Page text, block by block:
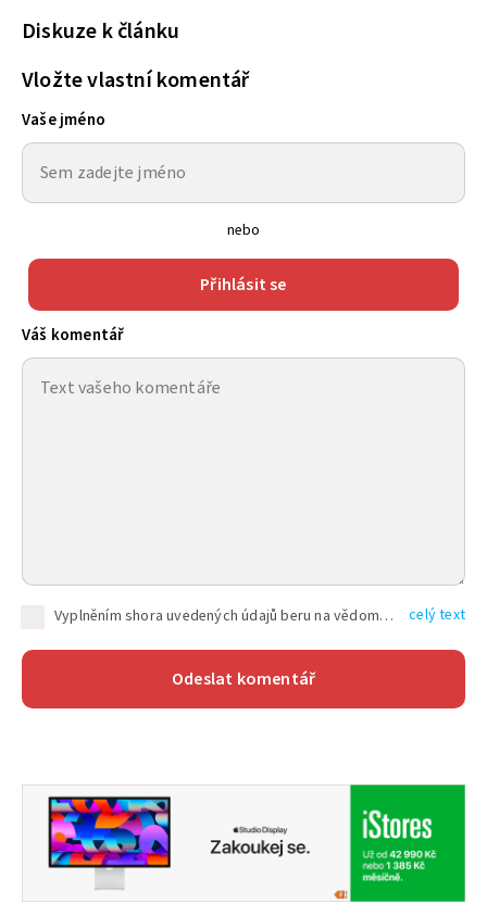
Diskuze k článku
Vložte vlastní komentář
Vaše jméno
nebo
Přihlásit se
Váš komentář
Vyplněním shora uvedených údajů beru na vědomí, že společnost TEXT FACTORY s.r.o., sídlem Brno, Durďákova 336/29, Černá Pole, PSČ: 613 00, IČ: 06157831, zapsané u Krajského soudu v Brně, oddíl C, vložka 100399, bude zpracovávat mé osobní údaje uvedené v rámci mnou vyplněného registračního formuláře na základě oprávněných zájmů TEXT FACTORY s.r.o. dle čl. 6 odst. 1 písm. f) GDPR a pro splnění právních povinností (čl. 6 odst. 1 písm. c) GDPR), a to pro tyto účely: nezbytnost zajistit oprávnění návštěvníka webových stránek provozovaných společností TEXT FACTORY s.r.o. přispívat aktivně ke zveřejněným článkům nebo v rámci diskusních fór a výkon práv TEXT FACTORY s.r.o. jako administrátora těchto diskusních fór. Více informací o zpracování osobních údajů a právech lze nalézt v celý text